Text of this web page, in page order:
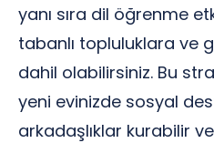
yanı sıra dil öğrenme
tabanlı topluluklara ve
dahil olabilirsiniz. Bu
yeni evinizde sosyal
arkadaşlıklar kurabilir